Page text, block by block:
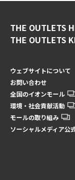
THE OUTLETS
THE OUTLETS
ウェブサイトについて
お問い合わせ
全国のイオンモール
環境・社会貢献活動
モールの取り組み
ソーシャルメディア公